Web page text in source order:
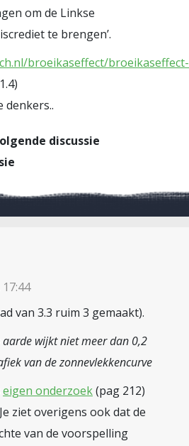
om de Linkse
te brengen’.
broeikaseffect/broeikaseffect-
denkers..
discussie
van 3.3 ruim 3 gemaakt).
wijkt niet meer dan 0,2
van de zonnevlekkencurve
eigen onderzoek(pag 212)
ziet overigens ook dat de
van de voorspelling